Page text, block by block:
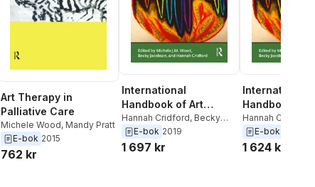
Art Therapy in
Palliative Care
Michele Wood, Mandy Pratt
E-bok 2015
762 kr
International
Handbook of Art
Therapy in Palliative
and Bereavement
Care
Hannah Cridford, Becky
Jacobson,Michele Wood
E-bok 2019
1 697 kr
International
Handbook of
Therapy in
and
Care
Hannah Cridford
Jacobson
E-bok
1 624 kr